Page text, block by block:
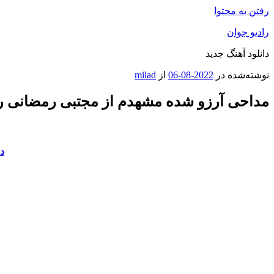
رفتن به محتوا
رادیو جوان
دانلود آهنگ جدید
نوشته‌شده در 2022-08-06 از milad
مداحی آرزو شده مشهدم از مجتبی رمضانی